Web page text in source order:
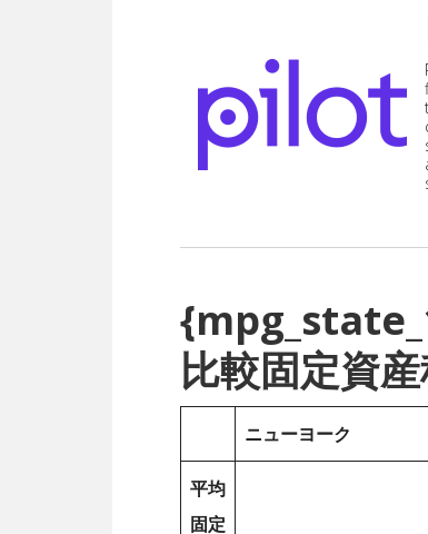
比較固定資
ニューヨーク
平均
固定